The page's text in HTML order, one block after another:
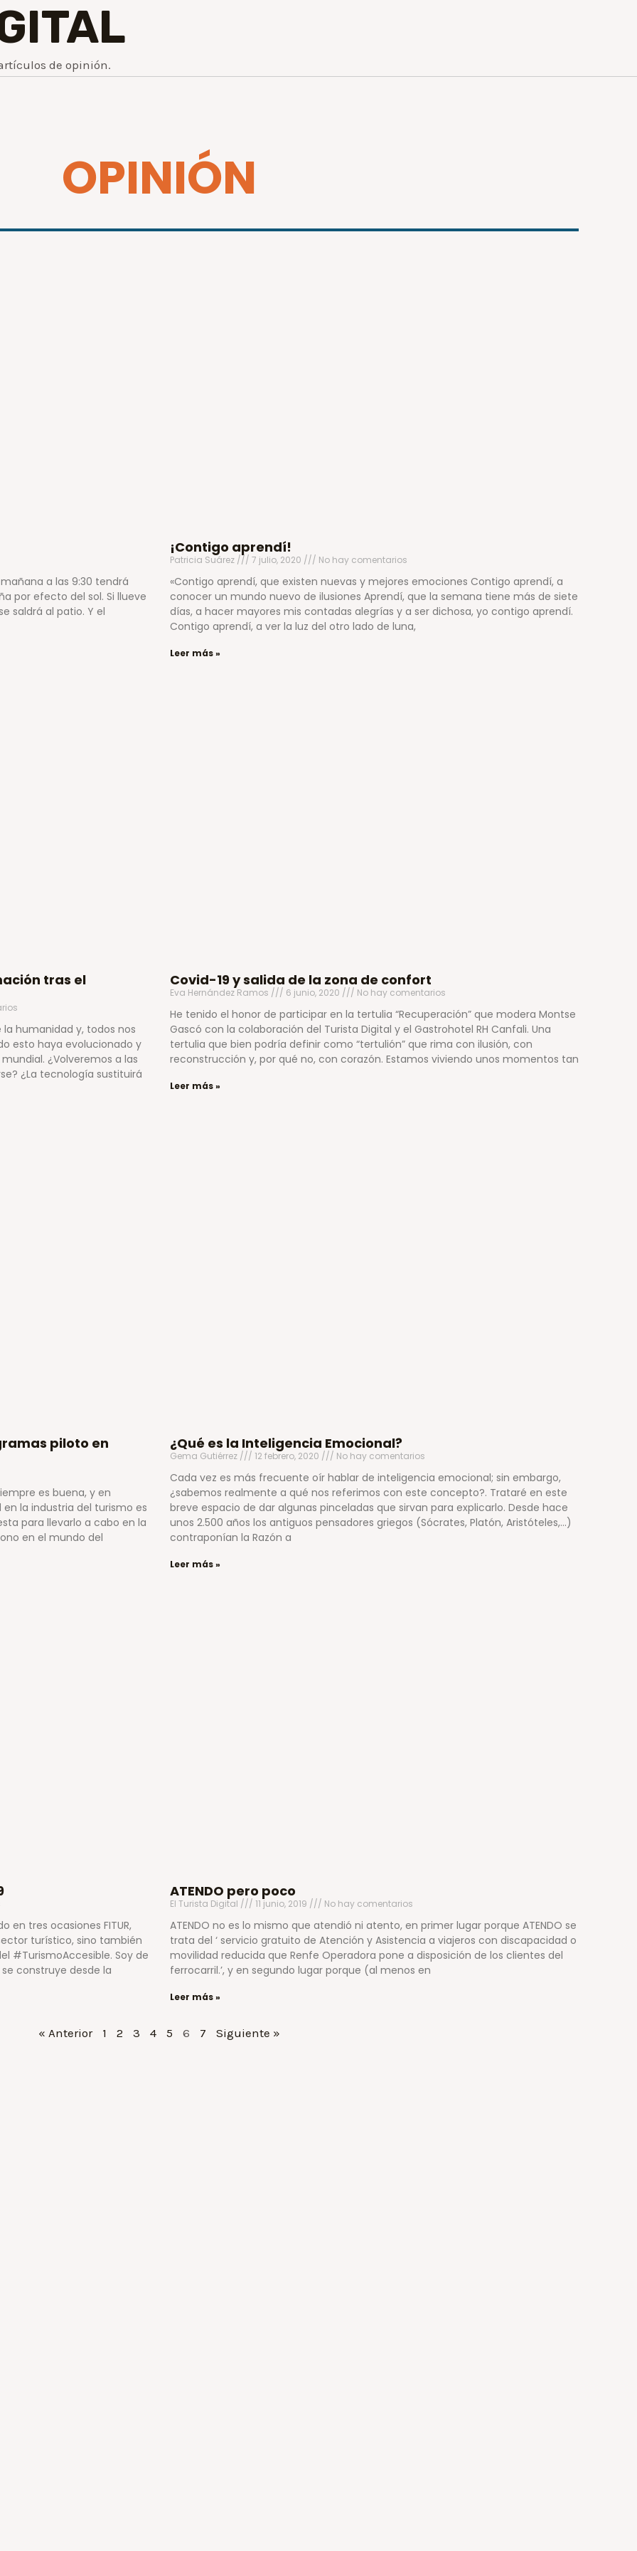
de opinión.
OPINIÓN
a las 9:30 tendrá
por efecto del sol. Si llueve
saldrá al patio. Y el
¡Contigo aprendí!
Patricia Suárez 7 julio, 2020 No hay comentarios
«Contigo aprendí, que existen nuevas y mejores emociones Contigo aprendí, a
conocer un mundo nuevo de ilusiones Aprendí, que la semana tiene más de siete
días, a hacer mayores mis contadas alegrías y a ser dichosa, yo contigo aprendí.
Contigo aprendí, a ver la luz del otro lado de luna,
Leer más »
tras el
humanidad y, todos nos
esto haya evolucionado y
¿Volveremos a las
¿La tecnología sustituirá
Covid-19 y salida de la zona de confort
Eva Hernández Ramos 6 junio, 2020 No hay comentarios
He tenido el honor de participar en la tertulia “Recuperación” que modera Montse
Gascó con la colaboración del Turista Digital y el Gastrohotel RH Canfali. Una
tertulia que bien podría definir como “tertulión” que rima con ilusión, con
reconstrucción y, por qué no, con corazón. Estamos viviendo unos momentos tan
Leer más »
piloto en
es buena, y en
la industria del turismo es
para llevarlo a cabo en la
en el mundo del
¿Qué es la Inteligencia Emocional?
Gema Gutiérrez 12 febrero, 2020 No hay comentarios
Cada vez es más frecuente oír hablar de inteligencia emocional; sin embargo,
¿sabemos realmente a qué nos referimos con este concepto?. Trataré en este
breve espacio de dar algunas pinceladas que sirvan para explicarlo. Desde hace
unos 2.500 años los antiguos pensadores griegos (Sócrates, Platón, Aristóteles,…)
contraponían la Razón a
Leer más »
en tres ocasiones FITUR,
turístico, sino también
#TurismoAccesible. Soy de
construye desde la
ATENDO pero poco
El Turista Digital 11 junio, 2019 No hay comentarios
ATENDO no es lo mismo que atendió ni atento, en primer lugar porque ATENDO se
trata del ‘ servicio gratuito de Atención y Asistencia a viajeros con discapacidad o
movilidad reducida que Renfe Operadora pone a disposición de los clientes del
ferrocarril.’, y en segundo lugar porque (al menos en
Leer más »
« Anterior 1 2 3 4 5 6 7 Siguiente »